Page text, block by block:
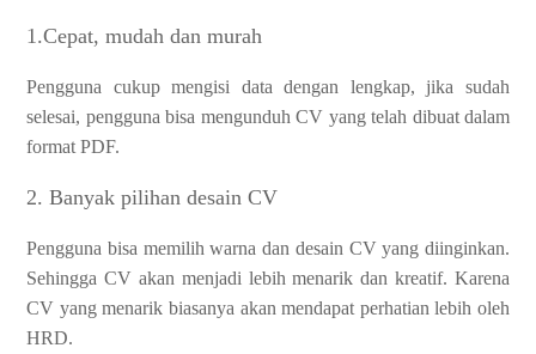
1.Cepat, mudah dan murah
Pengguna cukup mengisi data dengan lengkap, jika sudah
selesai, pengguna bisa mengunduh CV yang telah dibuat dalam
format PDF.
2. Banyak pilihan desain CV
Pengguna bisa memilih warna dan desain CV yang diinginkan.
Sehingga CV akan menjadi lebih menarik dan kreatif. Karena
CV yang menarik biasanya akan mendapat perhatian lebih oleh
HRD.